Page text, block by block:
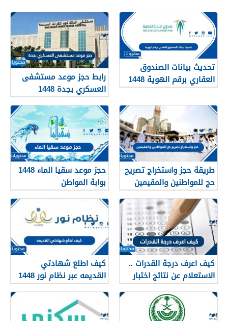
تحديث بيانات الصندوق
العقاري برقم الهوية 1448
الرابط والخطوات
رابط حجز موعد مستشفى
العسكري بجدة 1448
طريقة حجز واستخراج تصريح
حج للمواطنين والمقيمين
1448
حجز موعد سقيا الماء 1448
بوابة المواطن
كيف اعرف درجة القدرات ..
الاستعلام عن نتائج اختبار
القدرات 1448
كيف اطلع شهادتي
القديمه عبر نظام نور 1448